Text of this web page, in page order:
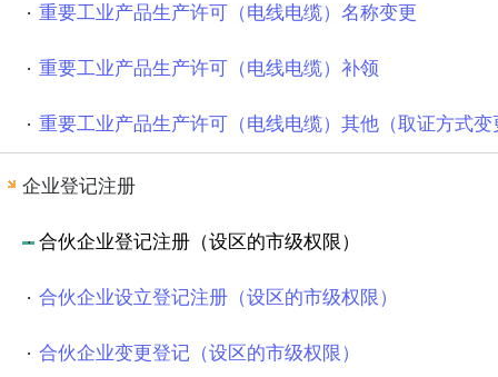
重要工业产品生产许可（电线电缆）名称变更
重要工业产品生产许可（电线电缆）补领
重要工业产品生产许可（电线电缆）其他（取证方式变
企业登记注册
合伙企业登记注册（设区的市级权限）
合伙企业设立登记注册（设区的市级权限）
合伙企业变更登记（设区的市级权限）